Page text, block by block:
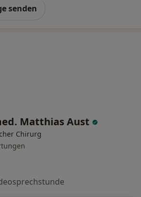
senden
Matthias Aust
Chirurg